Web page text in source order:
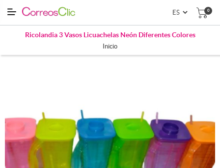
0
Ricolandia 3 Vasos Licuachelas Neón Diferentes Colores
Inicio